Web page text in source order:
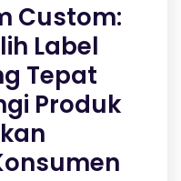
Custom:
Label
Tepat
Produk